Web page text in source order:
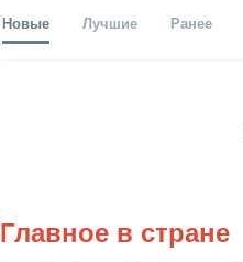
Новые Лучшие Ранее
Главное в стране